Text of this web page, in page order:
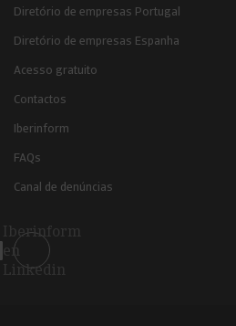
Diretório de empresas Portugal
Diretório de empresas Espanha
Acesso gratuito
Contactos
Iberinform
FAQs
Canal de denúncias
Iberinform
en
Linkedin